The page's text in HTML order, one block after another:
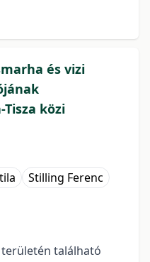
és vizi
közi
Stilling Ferenc
található